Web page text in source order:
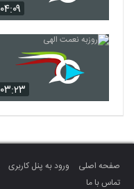
۰۴:۰۹
۰۳:۲۳
صفحه اصلی ورود به پنل کاربری
تماس با ما